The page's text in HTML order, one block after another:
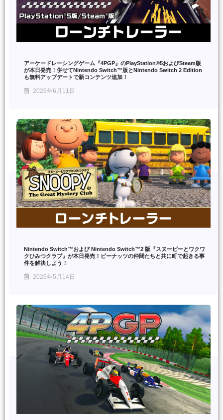
アーケードレーシングゲーム『4PGP』のPlayStation®5およびSteam版
が本日発売！併せてNintendo Switch™版とNintendo Switch 2 Edition
も無料アップデートで新コンテンツ追加！
2026年6月11日
Nintendo Switch™および Nintendo Switch™2 版『スヌーピーとワクワ
クひみつクラブ』が本日発売！ピーナッツの仲間たちと共に町で起きる事
件を解決しよう！
2026年5月14日